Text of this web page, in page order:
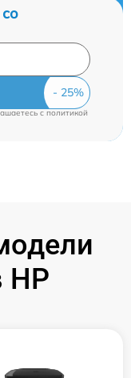
c политикой
HP